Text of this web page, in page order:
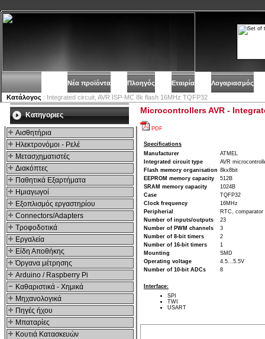
Νέα προϊόντα Πλοηγός Εταιρία
Λογαριασμός
Κατάλογος : Integrated circuit, AVR ISP-MC 8k flash 16MHz TQFP32
Kατηγοριες
Αισθητήρια
Ηλεκτρονόμοι - Ρελέ
Μετασχηματιστές
Διακόπτες
Παθητικά Εξαρτήματα
Hμιαγωγοί
Εξοπλισμός εργαστηρίου
Connectors/Adapters
Τροφοδοτικά
Εργαλεία
Είδη Αποθήκης
Όργανα μέτρησης
Arduino / Raspberry Pi
Καθαριστικά - Χημικά
Μηχανολογικά
Πηγές ήχου
Μπαταρίες
Κουτιά Κατασκευών
Microcontrollers AVR -
PDF
Specifications
Manufacturer
ATMEL
Integrated circuit type
AVR
Flash memory organisation 8kx8bit
EEPROM memory capacity
512B
SRAM memory capacity
1024B
Case
TQFP32
Clock frequency
16MHz
Peripherial
RTC, comparator
Number of inputs/outputs
23
Number of PWM channels
3
Number of 8-bit timers
2
Number of 16-bit timers
1
Mounting
SMD
Operating voltage
4.5...5.5V
Number of 10-bit ADCs
8
Interface:
SPI
TWI
USART